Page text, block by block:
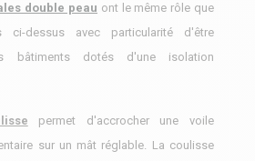
double peau ont le même rôle que
ci-dessus avec particularité d'être
bâtiments dotés d'une isolation
permet d'accrocher une voile
sur un mât réglable. La coulisse